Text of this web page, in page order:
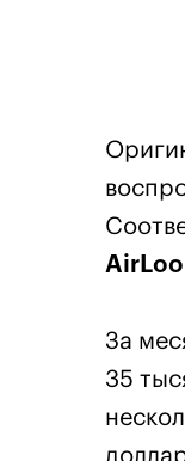
За
35